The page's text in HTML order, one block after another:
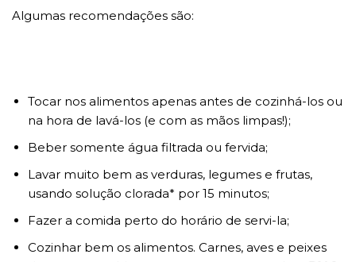
Algumas recomendações são:
Tocar nos alimentos apenas antes de cozinhá-los ou
na hora de lavá-los (e com as mãos limpas!);
Beber somente água filtrada ou fervida;
Lavar muito bem as verduras, legumes e frutas,
usando solução clorada* por 15 minutos;
Fazer a comida perto do horário de servi-la;
Cozinhar bem os alimentos. Carnes, aves e peixes